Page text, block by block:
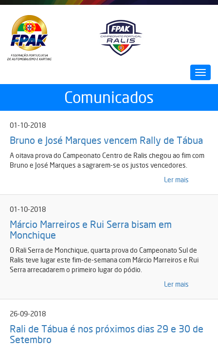
conteúdo
principal
Comunicados
01-10-2018
Bruno e José Marques vencem Rally de Tábua
A oitava prova do Campeonato Centro de Ralis chegou ao fim com
Bruno e José Marques a sagrarem-se os justos vencedores.
Ler mais
01-10-2018
Márcio Marreiros e Rui Serra bisam em
Monchique
O Rali Serra de Monchique, quarta prova do Campeonato Sul de
Ralis teve lugar este fim-de-semana com Márcio Marreiros e Rui
Serra arrecadarem o primeiro lugar do pódio.
Ler mais
26-09-2018
Rali de Tábua é nos próximos dias 29 e 30 de
Setembro